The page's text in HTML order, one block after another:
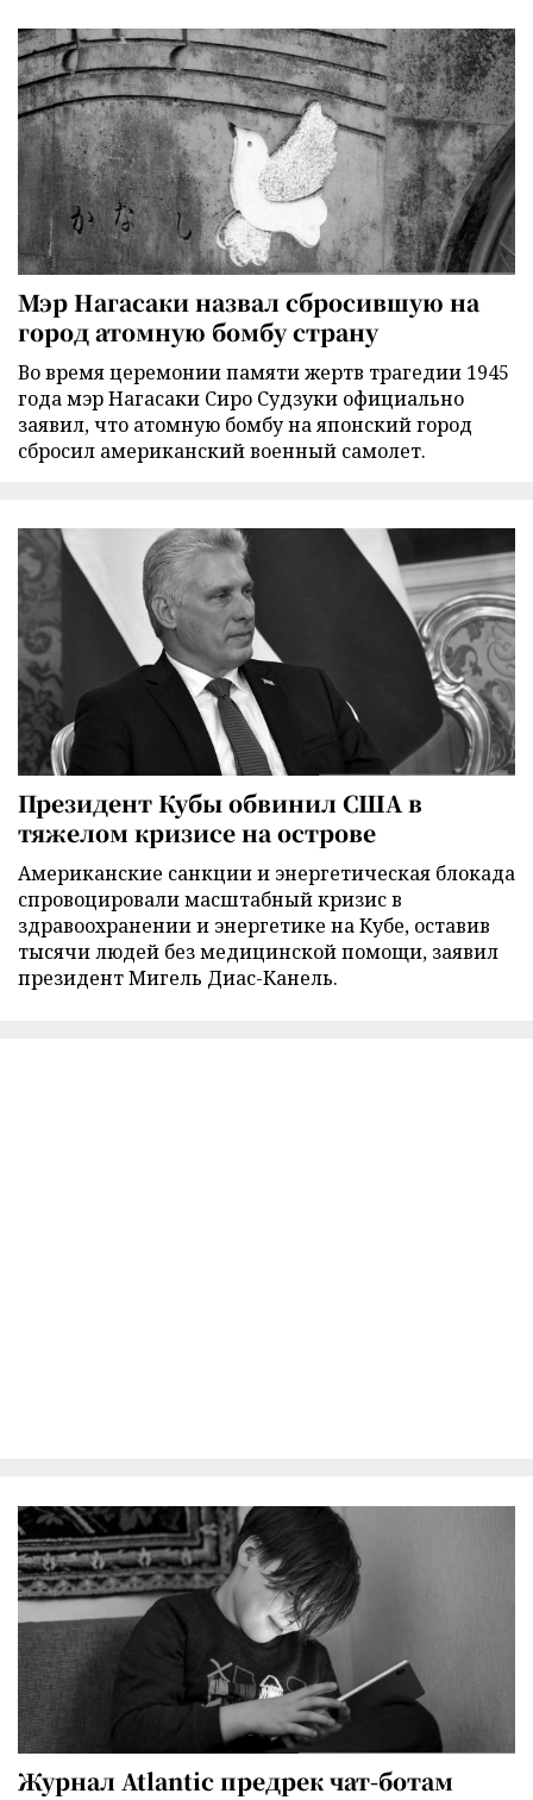
Мэр Нагасаки назвал сбросившую на
город атомную бомбу страну
Во время церемонии памяти жертв трагедии 1945
года мэр Нагасаки Сиро Судзуки официально
заявил, что атомную бомбу на японский город
сбросил американский военный самолет.
Президент Кубы обвинил США в
тяжелом кризисе на острове
Американские санкции и энергетическая блокада
спровоцировали масштабный кризис в
здравоохранении и энергетике на Кубе, оставив
тысячи людей без медицинской помощи, заявил
президент Мигель Диас-Канель.
Журнал Atlantic предрек чат-ботам